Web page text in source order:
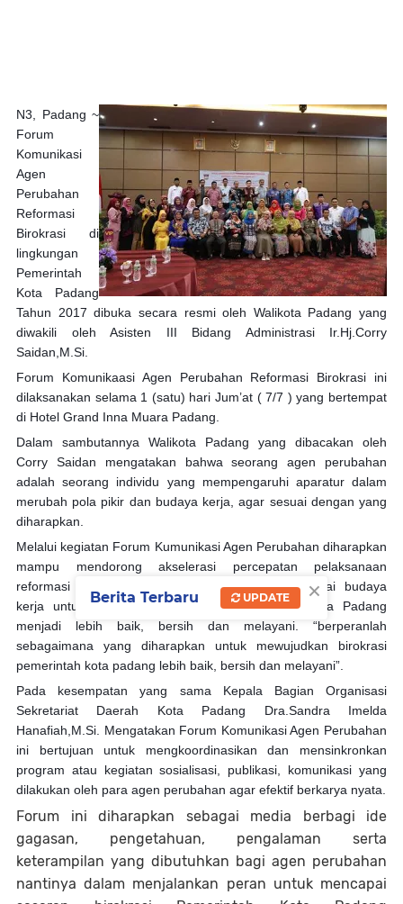
N3, Padang ~
Forum
Komunikasi
Agen
Perubahan
Reformasi
Birokrasi di
lingkungan
Pemerintah
Kota Padang
Tahun 2017 dibuka secara resmi oleh Walikota Padang yang
diwakili oleh Asisten III Bidang Administrasi Ir.Hj.Corry
Saidan,M.Si.
Forum Komunikaasi Agen Perubahan Reformasi Birokrasi ini
dilaksanakan selama 1 (satu) hari Jum’at ( 7/7 ) yang bertempat
di Hotel Grand Inna Muara Padang.
Dalam sambutannya Walikota Padang yang dibacakan oleh
Corry Saidan mengatakan bahwa seorang agen perubahan
adalah seorang individu yang mempengaruhi aparatur dalam
merubah pola pikir dan budaya kerja, agar sesuai dengan yang
diharapkan.
Melalui kegiatan Forum Kumunikasi Agen Perubahan diharapkan
mampu mendorong akselerasi percepatan pelaksanaan
reformasi birokrasi, khususnya internalisasi nilai-nilai budaya
kerja untuk mewujudkan birokrasi Pemerintah Kota Padang
menjadi lebih baik, bersih dan melayani. “berperanlah
sebagaimana yang diharapkan untuk mewujudkan birokrasi
pemerintah kota padang lebih baik, bersih dan melayani”.
Pada kesempatan yang sama Kepala Bagian Organisasi
Sekretariat Daerah Kota Padang Dra.Sandra Imelda
Hanafiah,M.Si. Mengatakan Forum Komunikasi Agen Perubahan
ini bertujuan untuk mengkoordinasikan dan mensinkronkan
program atau kegiatan sosialisasi, publikasi, komunikasi yang
dilakukan oleh para agen perubahan agar efektif berkarya nyata.
Forum ini diharapkan sebagai media berbagi ide
gagasan, pengetahuan, pengalaman serta
keterampilan yang dibutuhkan bagi agen perubahan
nantinya dalam menjalankan peran untuk mencapai
×
Berita Terbaru UPDATE